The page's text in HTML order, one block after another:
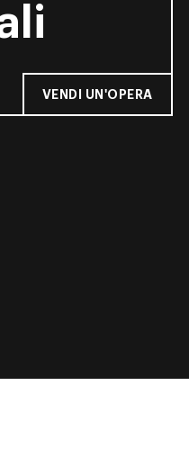
VENDI UN'OPERA